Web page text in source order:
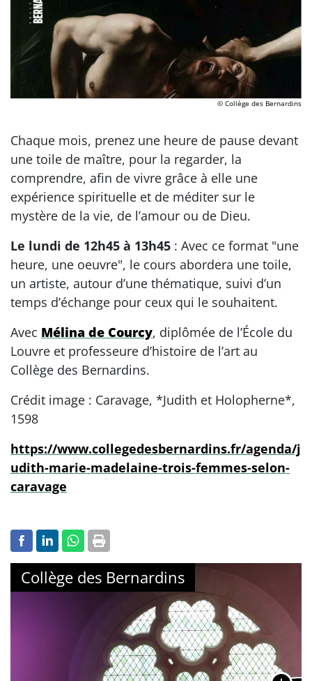
© Collège des Bernardins
Chaque mois, prenez une heure de pause devant
une toile de maître, pour la regarder, la
comprendre, afin de vivre grâce à elle une
expérience spirituelle et de méditer sur le
mystère de la vie, de l’amour ou de Dieu.
Le lundi de 12h45 à 13h45 : Avec ce format "une
heure, une oeuvre", le cours abordera une toile,
un artiste, autour d’une thématique, suivi d’un
temps d’échange pour ceux qui le souhaitent.
Avec Mélina de Courcy, diplômée de l’École du
Louvre et professeure d’histoire de l’art au
Collège des Bernardins.
Crédit image : Caravage, *Judith et Holopherne*,
1598
https://www.collegedesbernardins.fr/agenda/j
udith-marie-madelaine-trois-femmes-selon-
caravage
Collège des Bernardins